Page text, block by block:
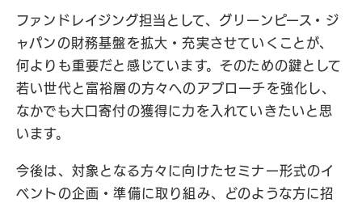
ファンドレイジング担当として、グリーンピース・ジ
ャパンの財務基盤を拡大・充実させていくことが、
何よりも重要だと感じています。そのための鍵として
若い世代と富裕層の方々へのアプローチを強化し、
なかでも大口寄付の獲得に力を入れていきたいと思
います。
今後は、対象となる方々に向けたセミナー形式のイ
ベントの企画・準備に取り組み、どのような方に招